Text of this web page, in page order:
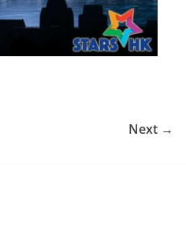
Next →